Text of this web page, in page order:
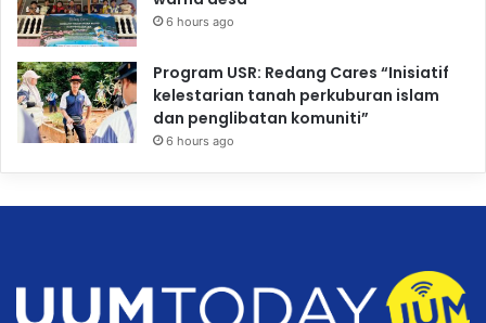
6 hours ago
Program USR: Redang Cares “Inisiatif
kelestarian tanah perkuburan islam
dan penglibatan komuniti”
6 hours ago